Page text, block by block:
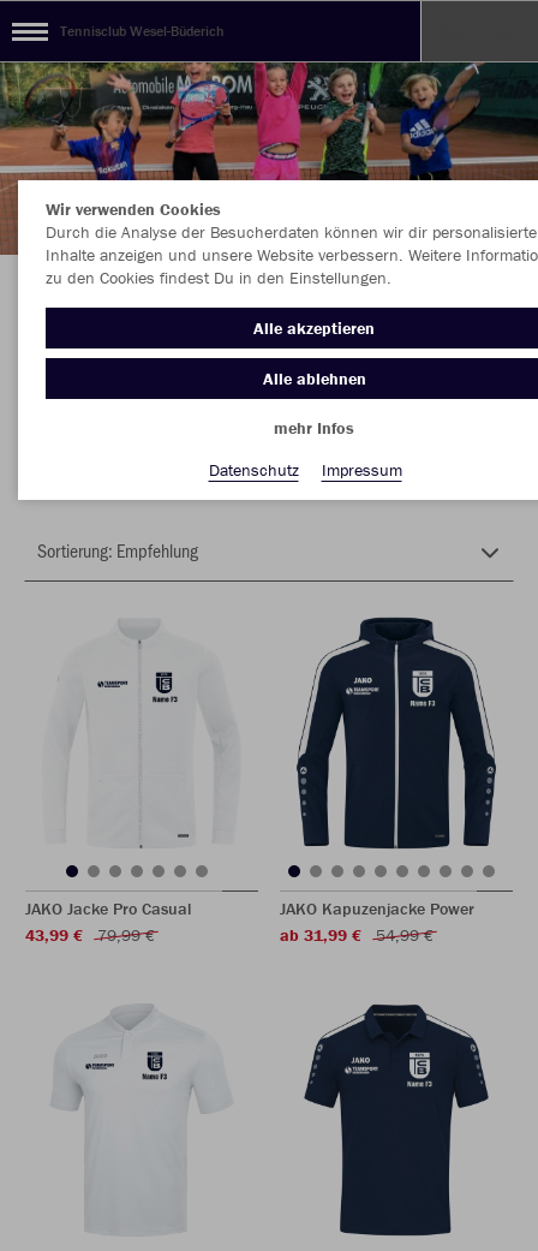
Tennisclub Wesel-Büderich
DIE AKTUELLE TC BÜDERICH KOLLEKTION Jetzt
direkt online bestellen....
Farbe
JAKO Jacke Pro Casual
43,99 €
79,99 €
JAKO Kapuzenjacke Power
ab 31,99 €
54,99 €
Wir verwenden Cookies
Durch die Analyse der Besucherdaten können wir dir personalisierte
Inhalte anzeigen und unsere Website verbessern. Weitere
zu den Cookies findest Du in den Einstellungen.
Alle akzeptieren
Alle ablehnen
mehr Infos
Datenschutz
Impressum